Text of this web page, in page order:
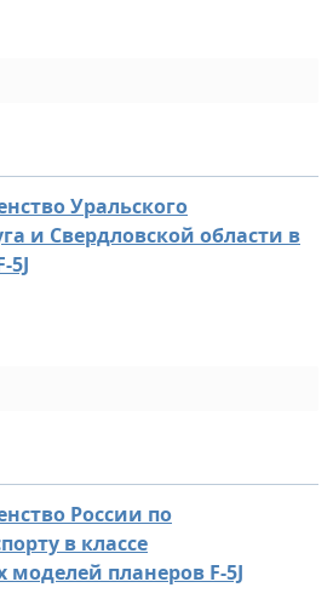
Уральского
и Свердловской области в
5J
России по
в классе
планеров F-5J